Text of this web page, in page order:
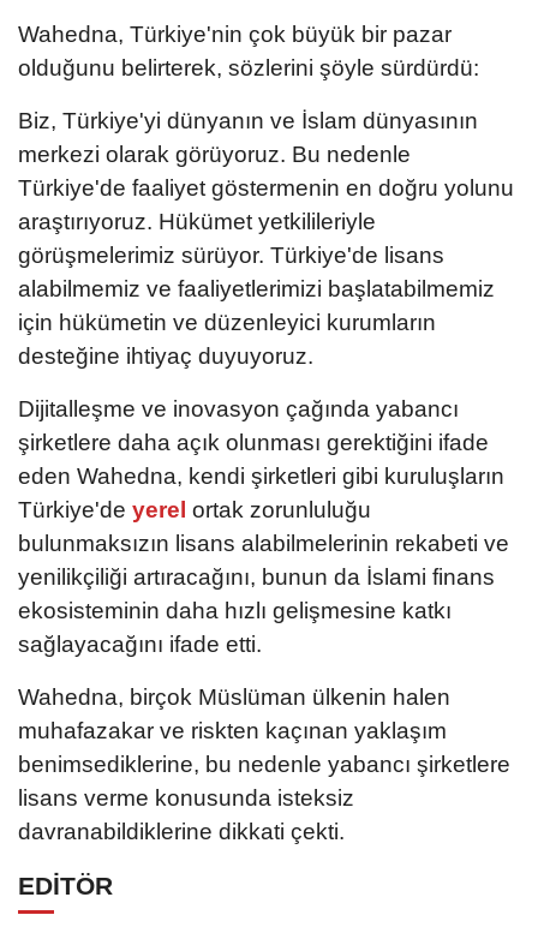
Wahedna, Türkiye'nin çok büyük bir pazar
olduğunu belirterek, sözlerini şöyle sürdürdü:
Biz, Türkiye'yi dünyanın ve İslam dünyasının
merkezi olarak görüyoruz. Bu nedenle
Türkiye'de faaliyet göstermenin en doğru yolunu
araştırıyoruz. Hükümet yetkilileriyle
görüşmelerimiz sürüyor. Türkiye'de lisans
alabilmemiz ve faaliyetlerimizi başlatabilmemiz
için hükümetin ve düzenleyici kurumların
desteğine ihtiyaç duyuyoruz.
Dijitalleşme ve inovasyon çağında yabancı
şirketlere daha açık olunması gerektiğini ifade
eden Wahedna, kendi şirketleri gibi kuruluşların
Türkiye'de yerel ortak zorunluluğu
bulunmaksızın lisans alabilmelerinin rekabeti ve
yenilikçiliği artıracağını, bunun da İslami finans
ekosisteminin daha hızlı gelişmesine katkı
sağlayacağını ifade etti.
Wahedna, birçok Müslüman ülkenin halen
muhafazakar ve riskten kaçınan yaklaşım
benimsediklerine, bu nedenle yabancı şirketlere
lisans verme konusunda isteksiz
davranabildiklerine dikkati çekti.
EDİTÖR